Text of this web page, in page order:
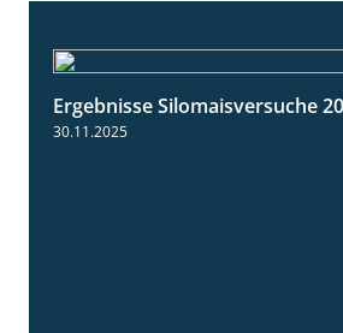
Ergebnisse Silomaisversuche
30.11.2025